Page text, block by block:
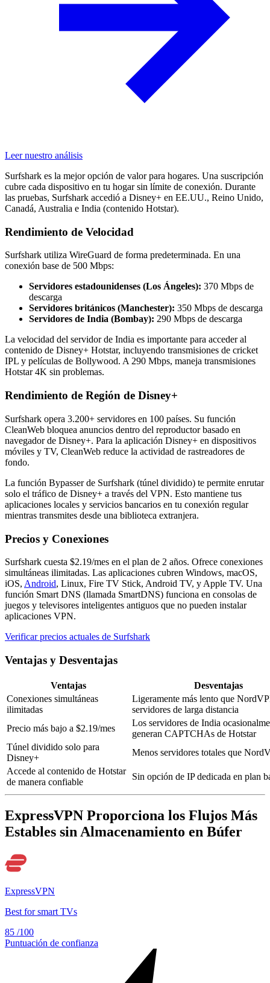
Leer nuestro análisis
Surfshark es la mejor opción de valor para hogares. Una suscripción
cubre cada dispositivo en tu hogar sin límite de conexión. Durante
las pruebas, Surfshark accedió a Disney+ en EE.UU., Reino Unido,
Canadá, Australia e India (contenido Hotstar).
Rendimiento de Velocidad
Surfshark utiliza WireGuard de forma predeterminada. En una
conexión base de 500 Mbps:
Servidores estadounidenses (Los Ángeles): 370 Mbps de
descarga
Servidores británicos (Manchester): 350 Mbps de descarga
Servidores de India (Bombay): 290 Mbps de descarga
La velocidad del servidor de India es importante para acceder al
contenido de Disney+ Hotstar, incluyendo transmisiones de cricket
IPL y películas de Bollywood. A 290 Mbps, maneja transmisiones
Hotstar 4K sin problemas.
Rendimiento de Región de Disney+
Surfshark opera 3.200+ servidores en 100 países. Su función
CleanWeb bloquea anuncios dentro del reproductor basado en
navegador de Disney+. Para la aplicación Disney+ en dispositivos
móviles y TV, CleanWeb reduce la actividad de rastreadores de
fondo.
La función Bypasser de Surfshark (túnel dividido) te permite enrutar
solo el tráfico de Disney+ a través del VPN. Esto mantiene tus
aplicaciones locales y servicios bancarios en tu conexión regular
mientras transmites desde una biblioteca extranjera.
Precios y Conexiones
Surfshark cuesta $2.19/mes en el plan de 2 años. Ofrece conexiones
simultáneas ilimitadas. Las aplicaciones cubren Windows, macOS,
iOS, Android, Linux, Fire TV Stick, Android TV, y Apple TV. Una
función Smart DNS (llamada SmartDNS) funciona en consolas de
juegos y televisores inteligentes antiguos que no pueden instalar
aplicaciones VPN.
Verificar precios actuales de Surfshark
Ventajas y Desventajas
Ventajas
Desventajas
Conexiones simultáneas
ilimitadas
Ligeramente más lento que
servidores de larga distancia
Precio más bajo a $2.19/mes
Los servidores de India
generan CAPTCHAs de Hotstar
Túnel dividido solo para
Disney+
Menos servidores totales que
Accede al contenido de Hotstar
de manera confiable
Sin opción de IP dedicada en plan
ExpressVPN Proporciona los Flujos Más
Estables sin Almacenamiento en Búfer
ExpressVPN
Best for smart TVs
85 /100
Puntuación de confianza